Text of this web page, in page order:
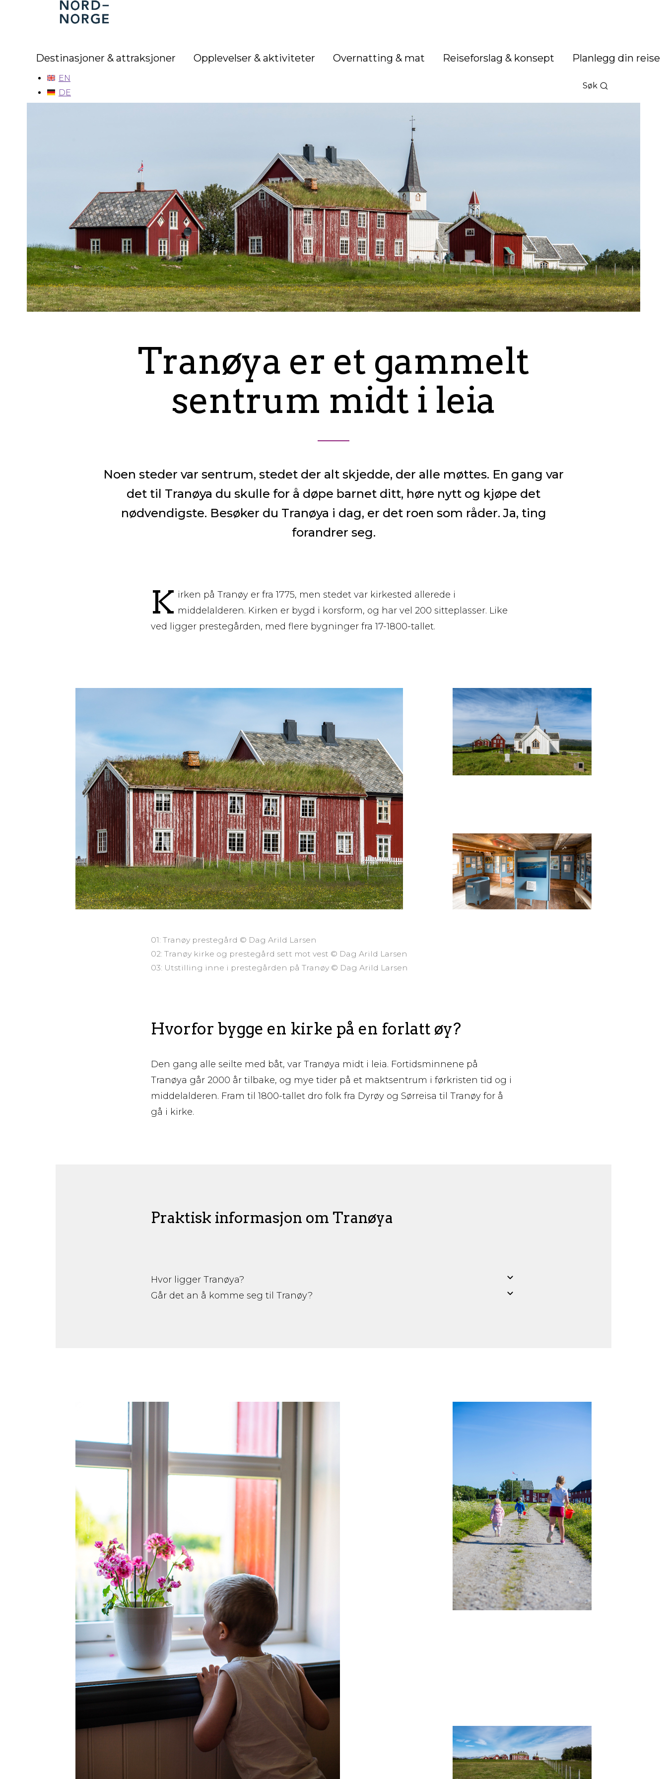
Nord-
Norge
Destinasjoner & attraksjoner Opplevelser & aktiviteter Overnatting & mat Reiseforslag & konsept Planlegg din reise
Søk
EN
DE
Tranøya er et gammelt
sentrum midt i leia
Noen steder var sentrum, stedet der alt skjedde, der alle møttes. En gang var
det til Tranøya du skulle for å døpe barnet ditt, høre nytt og kjøpe det
nødvendigste. Besøker du Tranøya i dag, er det roen som råder. Ja, ting
forandrer seg.
K irken på Tranøy er fra 1775, men stedet var kirkested allerede i
middelalderen. Kirken er bygd i korsform, og har vel 200 sitteplasser. Like
ved ligger prestegården, med flere bygninger fra 17-1800-tallet.
01: Tranøy prestegård © Dag Arild Larsen
02: Tranøy kirke og prestegård sett mot vest © Dag Arild Larsen
03: Utstilling inne i prestegården på Tranøy © Dag Arild Larsen
Hvorfor bygge en kirke på en forlatt øy?
Den gang alle seilte med båt, var Tranøya midt i leia. Fortidsminnene på
Tranøya går 2000 år tilbake, og mye tider på et maktsentrum i førkristen tid og i
middelalderen. Fram til 1800-tallet dro folk fra Dyrøy og Sørreisa til Tranøy for å
gå i kirke.
Praktisk informasjon om Tranøya
Hvor ligger Tranøya?
Går det an å komme seg til Tranøy?